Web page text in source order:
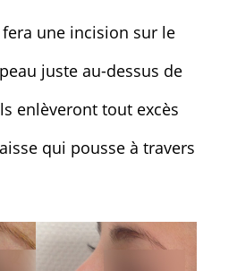
une incision sur le
juste au-dessus de
enlèveront tout excès
qui pousse à travers